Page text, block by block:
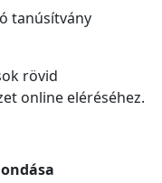
tanúsítvány
rövid
online eléréséhez.